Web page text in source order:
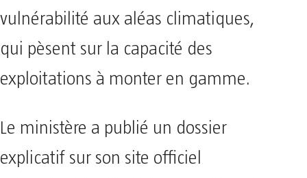
vulnérabilité aux aléas climatiques,
qui pèsent sur la capacité des
exploitations à monter en gamme.
Le ministère a publié un dossier
explicatif sur son site officiel